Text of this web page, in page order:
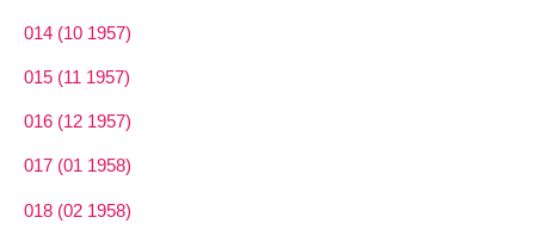
014 (10 1957)
015 (11 1957)
016 (12 1957)
017 (01 1958)
018 (02 1958)